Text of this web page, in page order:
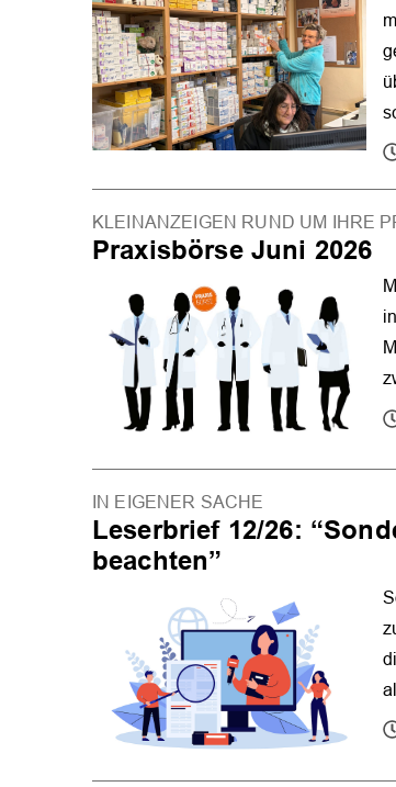
KLEINANZEIGEN RUND UM IHRE
Praxisbörse Juni 2026
IN EIGENER SACHE
Leserbrief 12/26:
beachten”